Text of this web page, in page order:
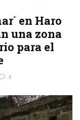
en Haro
una zona
para el
8